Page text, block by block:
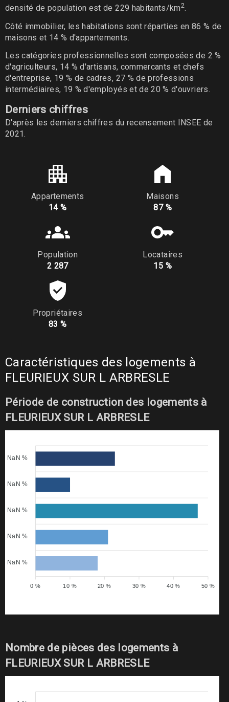
densité de population est de 229 habitants/km2.
Côté immobilier, les habitations sont réparties en 86 % de
maisons et 14 % d'appartements.
Les catégories professionnelles sont composées de 2 %
d'agriculteurs, 14 % d'artisans, commercants et chefs
d'entreprise, 19 % de cadres, 27 % de professions
intermédiaires, 19 % d'employés et de 20 % d'ouvriers.
Derniers chiffres
D'après les derniers chiffres du recensement INSEE de
2021.
Appartements
14 %
Maisons
87 %
Population
2 287
Locataires
15 %
Propriétaires
83 %
Caractéristiques des logements à
FLEURIEUX SUR L ARBRESLE
Période de construction des logements à
FLEURIEUX SUR L ARBRESLE
NaN %
NaN %
NaN %
NaN %
NaN %
50 %
40 %
30 %
20 %
10 %
0 %
Nombre de pièces des logements à
FLEURIEUX SUR L ARBRESLE